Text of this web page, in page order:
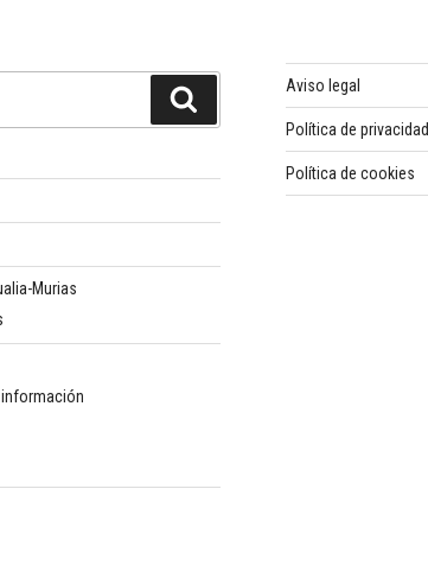
Murias
Aviso legal
Política de privacidad
Política de cookies